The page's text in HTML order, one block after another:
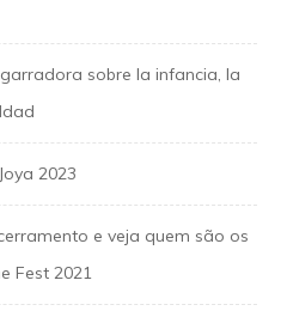
sobre la infancia, la
2023
e veja quem são os
Fest 2021